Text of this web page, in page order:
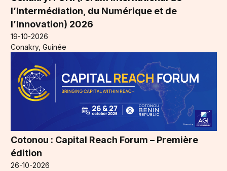
l’Intermédiation, du Numérique et de
l’Innovation) 2026
19-10-2026
Conakry, Guinée
Cotonou : Capital Reach Forum – Première
édition
26-10-2026